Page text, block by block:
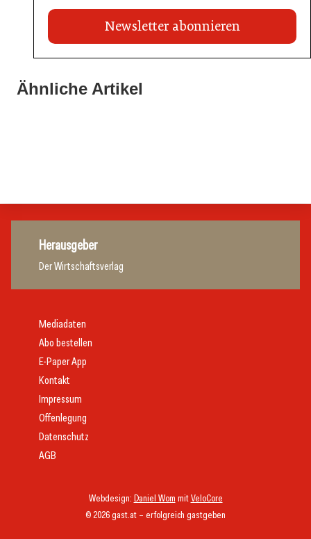
Newsletter abonnieren
Ähnliche Artikel
War die Fußball-WM 2026 für Ihren Betrieb ein
21. Juli 2026
Stipendium für Nachwuchstalent in der Wiener
Herausgeber
Der Wirtschaftsverlag
© 2026 gast.at – erfolgreich gastgeben
Webdesign: Daniel Wom mitVeloCore
Mediadaten
Abo bestellen
E-Paper App
Kontakt
Impressum
Offenlegung
Datenschutz
AGB